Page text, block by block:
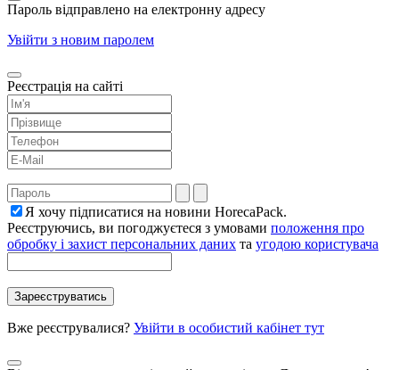
Пароль відправлено на електронну адресу
Увійти з новим паролем
Реєстрація на сайті
Я хочу підписатися на новини HorecaPack.
Реєструючись, ви погоджуєтеся з умовами положення про
обробку і захист персональних даних та угодою користувача
Вже реєструвалися? Увійти в особистий кабінет тут